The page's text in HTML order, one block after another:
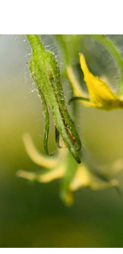
تماس با مابلاگ